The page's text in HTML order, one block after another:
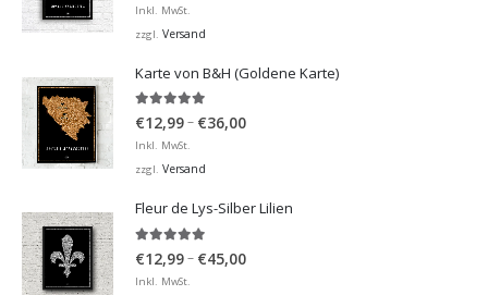
Inkl. MwSt.
zzgl. Versand
Karte von B&H (Goldene Karte)
4.98von 5
€12,99– €36,00Preisspanne:
Inkl. MwSt.
zzgl. Versand
Fleur de Lys-Silber Lilien
€12,99– €45,00Preisspanne:
Inkl. MwSt.